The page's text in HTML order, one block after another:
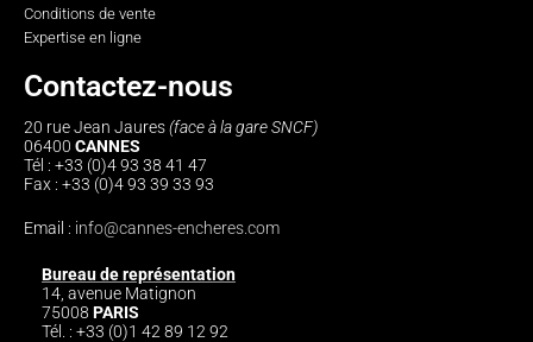
Conditions de vente
Expertise en ligne
Contactez-nous
20 rue Jean Jaures(face à la gare SNCF)
06400 CANNES
Tél : +33 (0)4 93 38 41 47
Fax : +33 (0)4 93 39 33 93
Email : info@cannes-encheres.com
Bureau de représentation
14, avenue Matignon
75008 PARIS
Tél. : +33 (0)1 42 89 12 92